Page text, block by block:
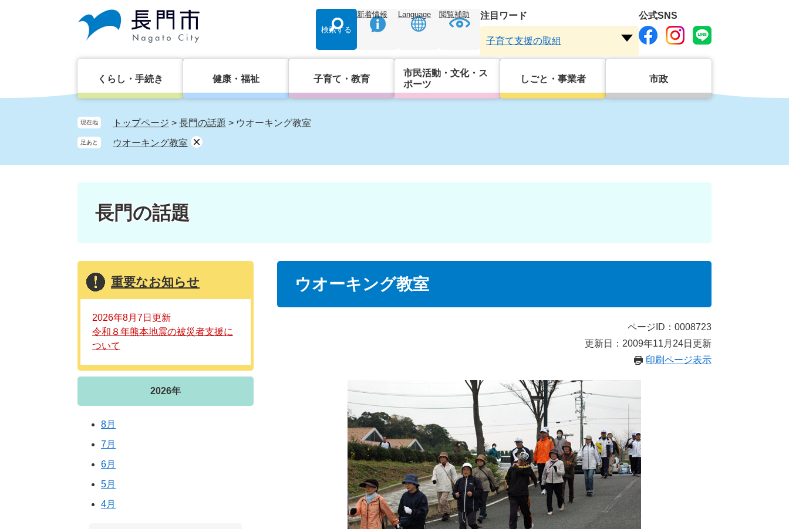
検索する
新着情報 Language 閲覧補助 注目ワード
ー
子育て支援の取組
公式SNS
くらし・手続き 健康・福祉 子育て・教育
市民活動・文化・ス
ポーツ
しごと・事業者 市政
現在地 トップページ > 長門の話題 > ウオーキング教室
足あと ウオーキング教室
長門の話題
ウオーキング教室
ページID：0008723
更新日：2009年11月24日更新
印刷ページ表示
重要なお知らせ
2026年8月7日更新
令和８年熊本地震の被災者支援に
ついて
2026年
8月
7月
6月
5月
4月